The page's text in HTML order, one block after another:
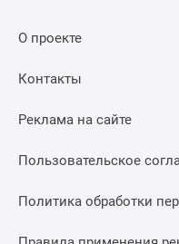
О проекте
Контакты
Реклама на сайте
Пользовательское
Политика обработки